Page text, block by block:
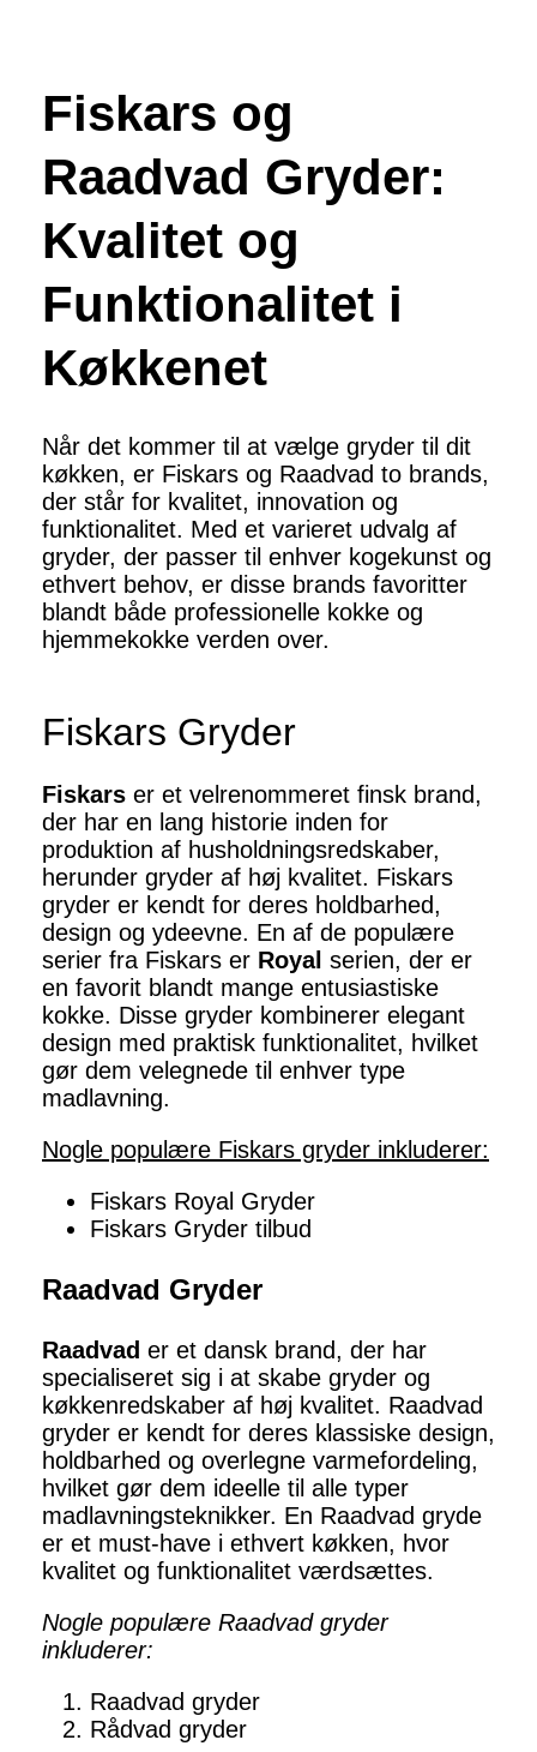
Fiskars og
Raadvad Gryder:
Kvalitet og
Funktionalitet i
Køkkenet
Når det kommer til at vælge gryder til dit
køkken, er Fiskars og Raadvad to brands,
der står for kvalitet, innovation og
funktionalitet. Med et varieret udvalg af
gryder, der passer til enhver kogekunst og
ethvert behov, er disse brands favoritter
blandt både professionelle kokke og
hjemmekokke verden over.
Fiskars Gryder
Fiskars er et velrenommeret finsk brand,
der har en lang historie inden for
produktion af husholdningsredskaber,
herunder gryder af høj kvalitet. Fiskars
gryder er kendt for deres holdbarhed,
design og ydeevne. En af de populære
serier fra Fiskars er Royal serien, der er
en favorit blandt mange entusiastiske
kokke. Disse gryder kombinerer elegant
design med praktisk funktionalitet, hvilket
gør dem velegnede til enhver type
madlavning.
Nogle populære Fiskars gryder inkluderer:
Fiskars Royal Gryder
Fiskars Gryder tilbud
Raadvad Gryder
Raadvad er et dansk brand, der har
specialiseret sig i at skabe gryder og
køkkenredskaber af høj kvalitet. Raadvad
gryder er kendt for deres klassiske design,
holdbarhed og overlegne varmefordeling,
hvilket gør dem ideelle til alle typer
madlavningsteknikker. En Raadvad gryde
er et must-have i ethvert køkken, hvor
kvalitet og funktionalitet værdsættes.
Nogle populære Raadvad gryder
inkluderer:
Raadvad gryder
Rådvad gryder